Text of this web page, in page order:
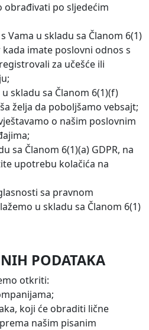
obrađivati po sljedećim
Vama u skladu sa Članom 6(1)
kada imate poslovni odnos s
za učešće ili
skladu sa Članom 6(1)(f)
želja da poboljšamo vebsajt;
o našim poslovnim
sa Članom 6(1)(a) GDPR, na
upotrebu kolačića na
sa pravnom
u skladu sa Članom 6(1)
PODATAKA
otkriti:
koji će obraditi lične
našim pisanim